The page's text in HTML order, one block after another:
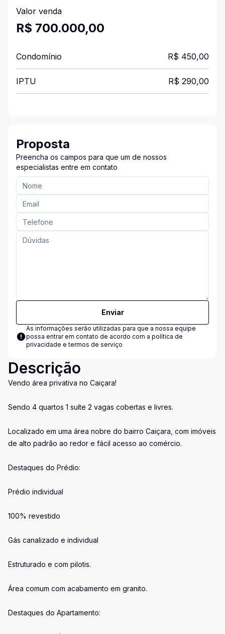
Valor venda
R$ 700.000,00
Condomínio R$ 450,00
IPTU R$ 290,00
Proposta
Preencha os campos para que um de nossos
especialistas entre em contato
Enviar
As informações serão utilizadas para que a nossa equipe
possa entrar em contato de acordo com a política de
privacidade e termos de serviço
Descrição
Vendo área privativa no Caiçara!
Sendo 4 quartos 1 suíte 2 vagas cobertas e livres.
Localizado em uma área nobre do bairro Caiçara, com imóveis
de alto padrão ao redor e fácil acesso ao comércio.
Destaques do Prédio:
Prédio individual
100% revestido
Gás canalizado e individual
Estruturado e com pilotis.
Área comum com acabamento em granito.
Destaques do Apartamento: